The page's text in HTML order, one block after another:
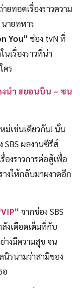
ายทอดเรื่องราวความ
ายทหาร
You” ช่อง tvN ที่
เรื่องราวที่น่า
คร
นำ ฮยอนบิน – ซน
ม่เช่นเดียวกัน! นั่น
SBS ผลงานซีรีส์
องราวการต่อสู้เพื่อ
งให้กลับมาผงาดอีก
จากช่อง SBS
งเดือดเต็มที่กับ
างมีความสุข จน
นิรนามว่าสามีของ
อ